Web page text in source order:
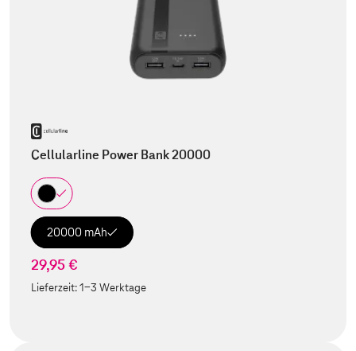
Cellularline Power Bank 20000
20000 mAh
29,95 €
Lieferzeit:1-3 Werktage